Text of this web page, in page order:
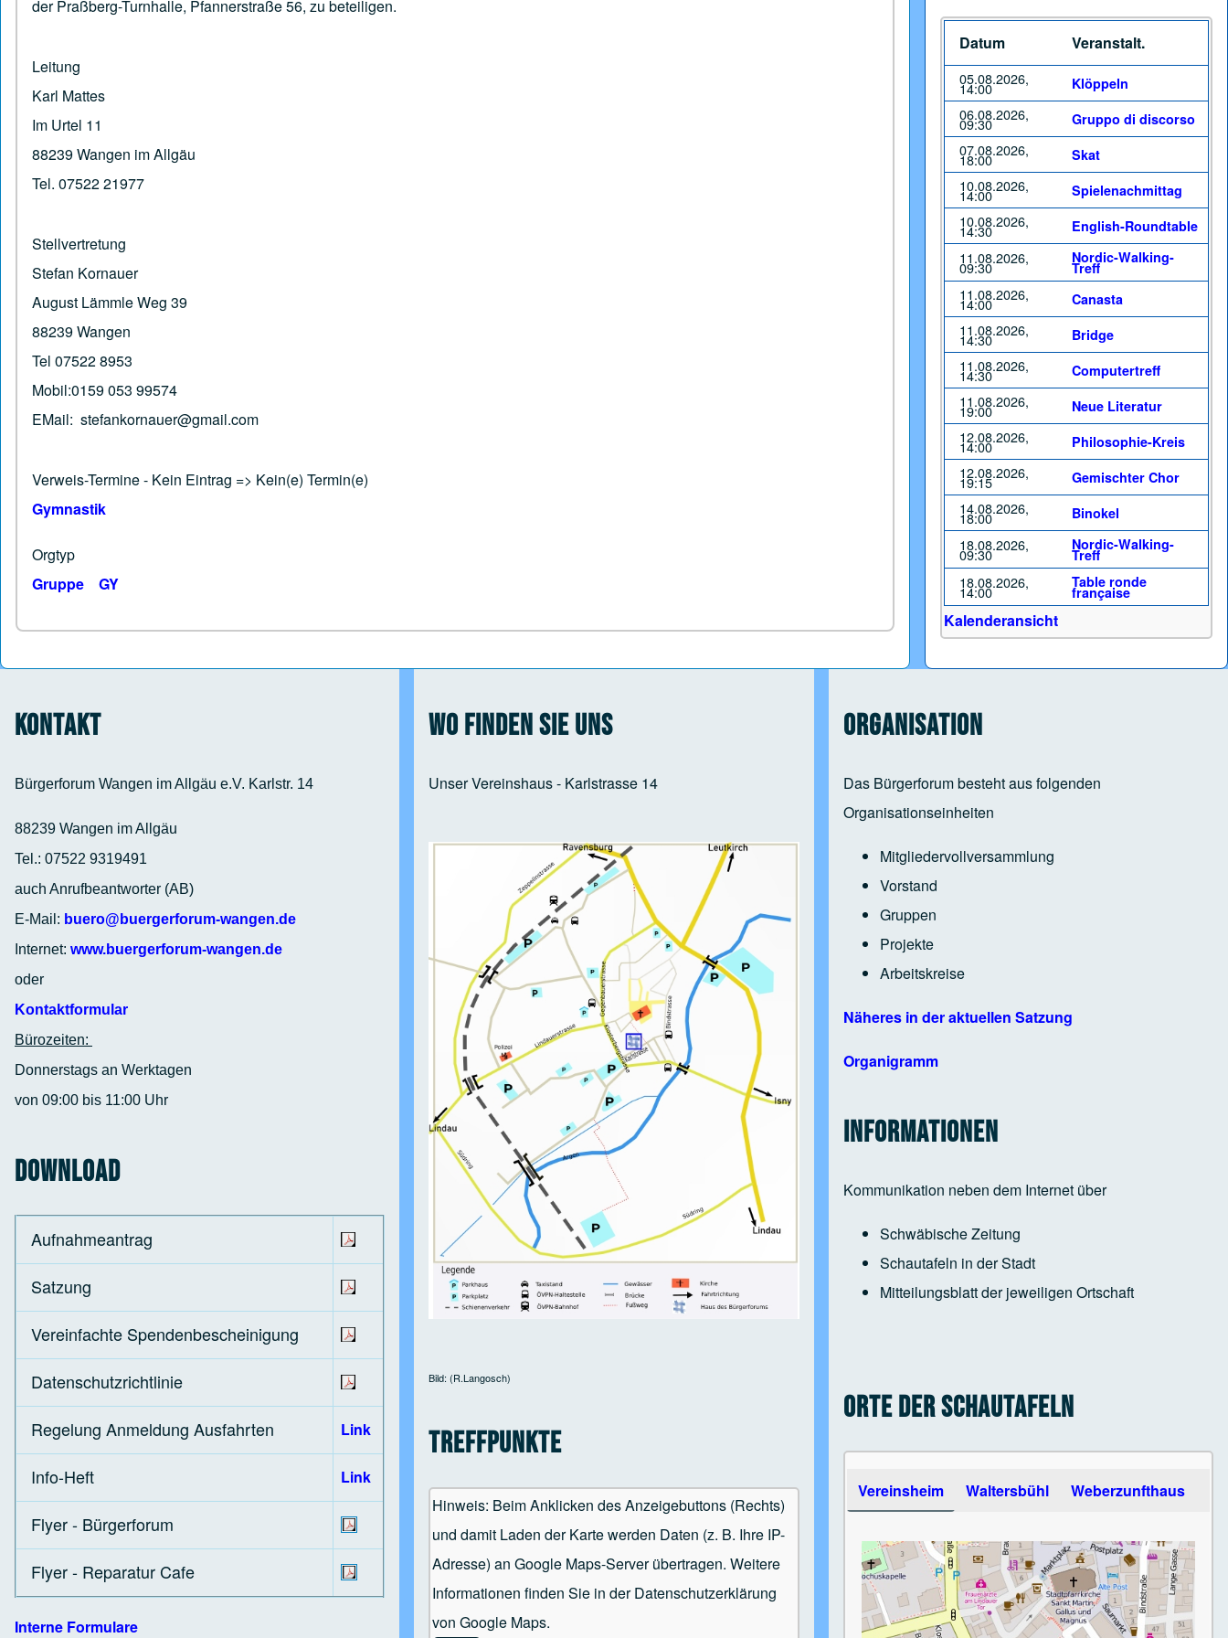
der Praßberg-Turnhalle, Pfannerstraße 56, zu beteiligen.
Leitung
Karl Mattes
Im Urtel 11
88239 Wangen im Allgäu
Tel. 07522 21977
Stellvertretung
Stefan Kornauer
August Lämmle Weg 39
88239 Wangen
Tel 07522 8953
Mobil:0159 053 99574
EMail: stefankornauer@gmail.com
Verweis-Termine - Kein Eintrag => Kein(e) Termin(e)
Gymnastik
Orgtyp
Gruppe
GY
Datum Veranstalt.
05.08.2026,
14:00 Klöppeln
06.08.2026,
09:30 Gruppo di discorso
07.08.2026,
18:00 Skat
10.08.2026,
14:00 Spielenachmittag
10.08.2026,
14:30 English-Roundtable
11.08.2026,
09:30
Nordic-Walking-
Treff
11.08.2026,
14:00 Canasta
11.08.2026,
14:30 Bridge
11.08.2026,
14:30 Computertreff
11.08.2026,
19:00 Neue Literatur
12.08.2026,
14:00 Philosophie-Kreis
12.08.2026,
19:15 Gemischter Chor
14.08.2026,
18:00 Binokel
18.08.2026,
09:30
Nordic-Walking-
Treff
18.08.2026,
14:00
Table ronde
française
Kalenderansicht
Kontakt
Bürgerforum Wangen im Allgäu e.V. Karlstr. 14
88239 Wangen im Allgäu
Tel.: 07522 9319491
auch Anrufbeantworter (AB)
E-Mail: buero@buergerforum-wangen.de
Internet: www.buergerforum-wangen.de
oder
Kontaktformular
Bürozeiten:
Donnerstags an Werktagen
von 09:00 bis 11:00 Uhr
Download
Aufnahmeantrag
Satzung
Vereinfachte Spendenbescheinigung
Datenschutzrichtlinie
Regelung Anmeldung Ausfahrten
Link
Info-Heft Link
Flyer - Bürgerforum
Flyer - Reparatur Cafe
Interne Formulare
Wo finden Sie uns
Unser Vereinshaus - Karlstrasse 14
Bild: (R.Langosch)
Treffpunkte
Hinweis: Beim Anklicken des Anzeigebuttons (Rechts)
und damit Laden der Karte werden Daten (z. B. Ihre IP-
Adresse) an Google Maps-Server übertragen. Weitere
Informationen finden Sie in der Datenschutzerklärung
von Google Maps.
Organisation
Das Bürgerforum besteht aus folgenden
Organisationseinheiten
Mitgliedervollversammlung
Vorstand
Gruppen
Projekte
Arbeitskreise
Näheres in der aktuellen Satzung
Organigramm
Informationen
Kommunikation neben dem Internet über
Schwäbische Zeitung
Schautafeln in der Stadt
Mitteilungsblatt der jeweiligen Ortschaft
Orte der Schautafeln
Use the arrow keys to navigate between tabs
Vereinsheim Waltersbühl Weberzunfthaus